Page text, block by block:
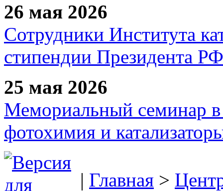
26 мая 2026
Сотрудники Института
стипендии Президента РФ
25 мая 2026
Мемориальный семинар в
фотохимия и
| Главная >